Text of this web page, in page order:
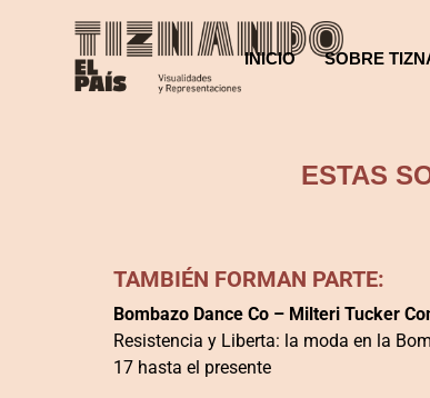
INICIO SOBRE
ESTAS
TAMBIÉN FORMAN PARTE:
Bombazo Dance Co – Milteri Tucker
Resistencia y Liberta: la moda en la
17 hasta el presente